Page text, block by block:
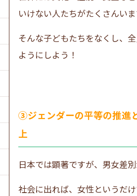
いけない人たちがたくさんいま
そんな子どもたちをなくし、
ようにしよう！
③ジェンダーの平等の推進
上
日本では顕著ですが、男女差別
社会に出れば、女性というだ